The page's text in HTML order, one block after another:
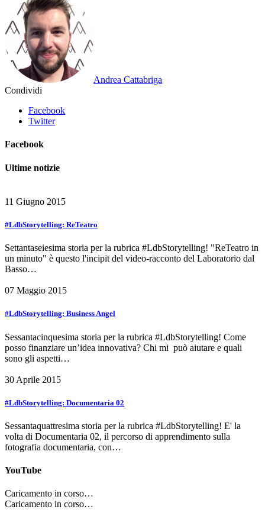
Andrea Cattabriga
Condividi
Facebook
Twitter
Facebook
Ultime notizie
11 Giugno 2015
#LdbStorytelling: ReTeatro
Settantaseiesima storia per la rubrica #LdbStorytelling! "ReTeatro in
un minuto" è questo l'incipit del video-racconto del Laboratorio dal
Basso…
07 Maggio 2015
#LdbStorytelling: Business Angel
Sessantacinquesima storia per la rubrica #LdbStorytelling! Come
posso finanziare un’idea innovativa? Chi mi può aiutare e quali
sono gli aspetti…
30 Aprile 2015
#LdbStorytelling: Documentaria 02
Sessantaquattresima storia per la rubrica #LdbStorytelling! E' la
volta di Documentaria 02, il percorso di apprendimento sulla
fotografia documentaria, con…
YouTube
Caricamento in corso…
Caricamento in corso…